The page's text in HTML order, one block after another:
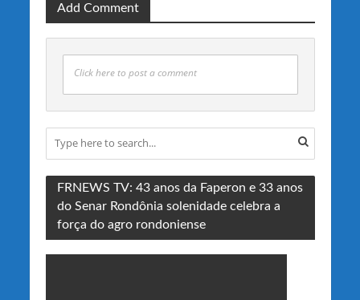
Add Comment
Click here to post a comment
FRNEWS TV: 43 anos da Faperon e 33 anos
do Senar Rondônia solenidade celebra a
força do agro rondoniense